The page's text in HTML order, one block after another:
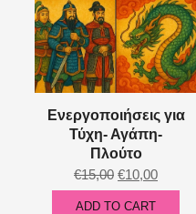
Ενεργοποιήσεις για
Τύχη- Αγάπη-
Πλούτο
€15,00 Original
€10,00Current
ADD TO CART